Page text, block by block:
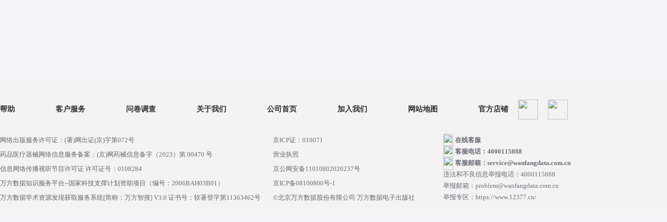
帮助 客户服务 问卷调查 关于我们 公司首页 加入我们 网站地图 官方店铺
网络出版服务许可证：(署)网出证(京)字第072号
药品医疗器械网络信息服务备案：(京)网药械信息备字（2023）第 00470 号
信息网络传播视听节目许可证 许可证号：0108284
万方数据知识服务平台--国家科技支撑计划资助项目（编号：2006BAH03B01）
万方数据学术资源发现获取服务系统[简称：万方智搜] V3.0 证书号：软著登字第11363462号
京ICP证：010071
营业执照
京公网安备11010802020237号
京ICP备08100800号-1
©北京万方数据股份有限公司 万方数据电子出版社
在线客服
客服电话：4000115888
客服邮箱：service@wanfangdata.com.cn
违法和不良信息举报电话：4000115888
举报邮箱：problem@wanfangdata.com.cn
举报专区：https://www.12377.cn/